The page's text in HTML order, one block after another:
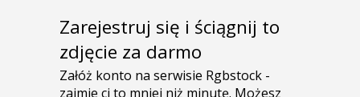
Zarejestruj się i ściągnij to
zdjęcie za darmo